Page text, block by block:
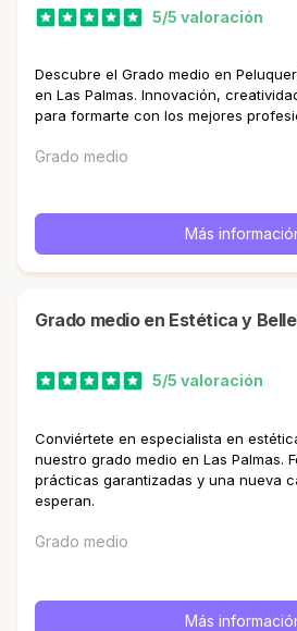
5/5 valoración
Descubre el Grado medio en
en Las Palmas. Innovación,
para formarte con los mejores
Grado medio
Más
Grado medio en Estética y
5/5 valoración
Conviértete en especialista en
nuestro grado medio en Las Palmas.
prácticas garantizadas y una nueva
esperan.
Grado medio
Más